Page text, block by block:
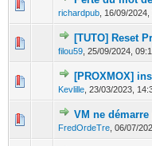
richardpub 16/09/2024,
0 Votes - 0
[TUTO] Reset
filou59 25/09/2024,
0 Votes - 0
[PROXMOX]
Kevlille 23/03/2023,
0 Votes - 0
VM ne
FredOrdeTre 06/07/
0 Votes - 0